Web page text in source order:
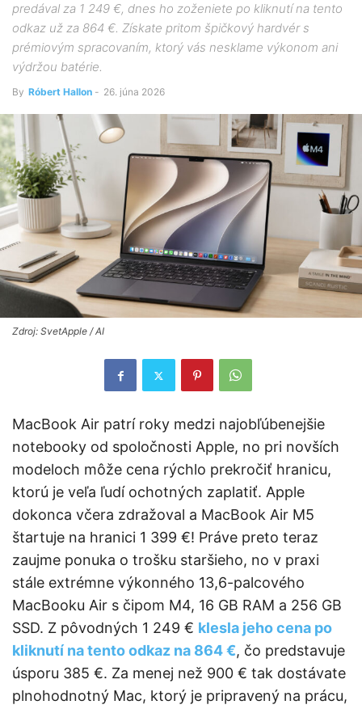
predával za 1 249 €, dnes ho zoženiete po kliknutí na tento
odkaz už za 864 €. Získate pritom špičkový hardvér s
prémiovým spracovaním, ktorý vás nesklame výkonom ani
výdržou batérie.
By Róbert Hallon - 26. júna 2026
Zdroj: SvetApple / AI
MacBook Air patrí roky medzi najobľúbenejšie
notebooky od spoločnosti Apple, no pri novších
modeloch môže cena rýchlo prekročiť hranicu,
ktorú je veľa ľudí ochotných zaplatiť. Apple
dokonca včera zdražoval a MacBook Air M5
štartuje na hranici 1 399 €! Práve preto teraz
zaujme ponuka o trošku staršieho, no v praxi
stále extrémne výkonného 13,6-palcového
MacBooku Air s čipom M4, 16 GB RAM a 256 GB
SSD. Z pôvodných 1 249 € klesla jeho cena po
kliknutí na tento odkaz na 864 €, čo predstavuje
úsporu 385 €. Za menej než 900 € tak dostávate
plnohodnotný Mac, ktorý je pripravený na prácu,